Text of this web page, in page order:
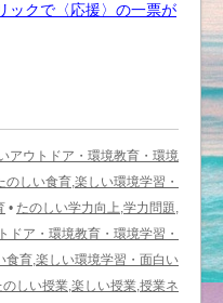
ックで〈応援〉の一票が
アウトドア・環境教育・環境
しい食育,楽しい環境学習・
• たのしい学力向上,学力問題,
ドア・環境教育・環境学習・
食育,楽しい環境学習・面白い
のしい授業,楽しい授業,授業ネ